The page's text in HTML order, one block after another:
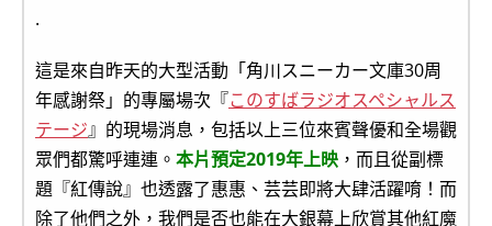
.
這是來自昨天的大型活動「角川スニーカー文庫30周
年感謝祭」的專屬場次『このすばラジオスペシャルス
テージ』的現場消息，包括以上三位來賓聲優和全場觀
眾們都驚呼連連。 本片預定2019年上映 ，而且從副標
題『紅傳說』也透露了惠惠、芸芸即將大肆活躍唷！而
除了他們之外，我們是否也能在大銀幕上欣賞其他紅魔